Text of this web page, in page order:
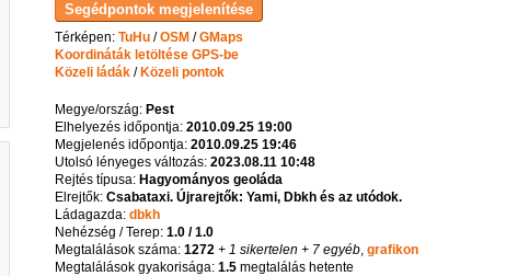
Térképen: TuHu/OSM/GMaps
Koordináták letöltése GPS-be
Közeli ládák/Közeli pontok
Megye/ország: Pest
Elhelyezés időpontja: 2010.09.25 19:00
Megjelenés időpontja: 2010.09.25 19:46
Utolsó lényeges változás: 2023.08.11 10:48
Rejtés típusa: Hagyományos geoláda
Elrejtők: Csabataxi. Újrarejtők: Yami, Dbkh és az utódok.
Ládagazda: dbkh
Nehézség / Terep: 1.0 / 1.0
Megtalálások száma: 1272 + 1 sikertelen + 7 egyéb, grafikon
Megtalálások gyakorisága: 1.5megtalálás hetente